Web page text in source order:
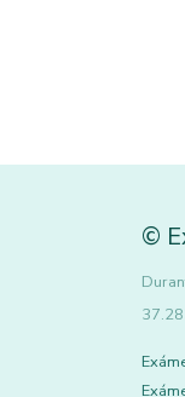
©